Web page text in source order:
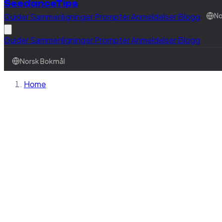
SeedanceTips
GuiderSammenligningerPrompterAnmeldelserBlogg
GuiderSammenligningerPrompterAnmeldelserBlogg
Norsk Bokmål
Home